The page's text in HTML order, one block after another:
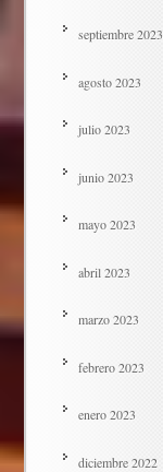
septiembre 2023
agosto 2023
julio 2023
junio 2023
mayo 2023
abril 2023
marzo 2023
febrero 2023
enero 2023
diciembre 2022